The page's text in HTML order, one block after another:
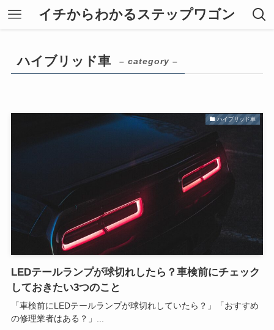
イチからわかるステップワゴン
ハイブリッド車 – category –
ハイブリッド車
LEDテールランプが球切れしたら？車検前にチェック
しておきたい3つのこと
「車検前にLEDテールランプが球切れしていたら？」「おすすめ
の修理業者はある？」...